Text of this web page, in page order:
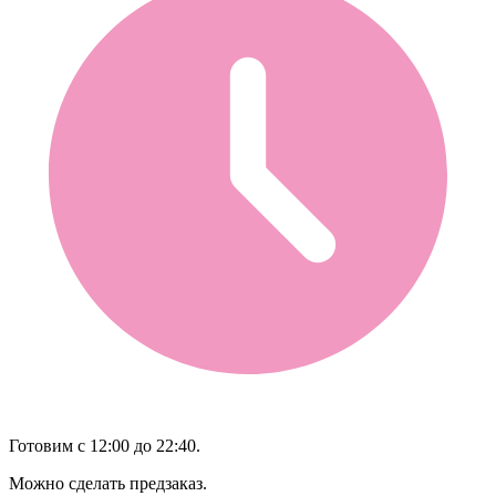
Готовим с 12:00 до 22:40.
Можно сделать предзаказ.